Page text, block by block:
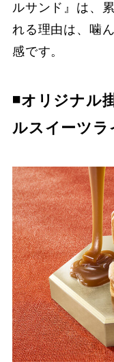
ルサンド』は、
れる理由は、噛
感です。
◾️オリジナル
ルスイーツ